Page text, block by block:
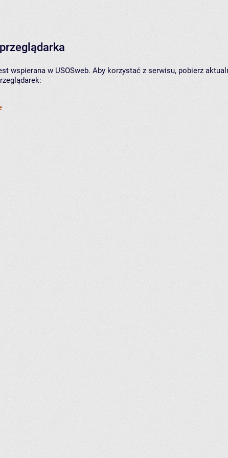
wspierana w USOSweb. Aby korzystać z serwisu, pobierz